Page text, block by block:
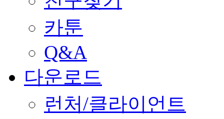
카툰
Q&A
다운로드
런처/클라이언트